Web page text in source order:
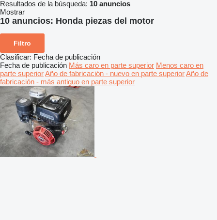
Resultados de la búsqueda: 10 anuncios
Mostrar
10 anuncios: Honda piezas del motor
Filtro
Clasificar: Fecha de publicación
Fecha de publicación Más caro en parte superior Menos caro en
parte superiorAño de fabricación - nuevo en parte superiorAño de
fabricación - más antiguo en parte superior